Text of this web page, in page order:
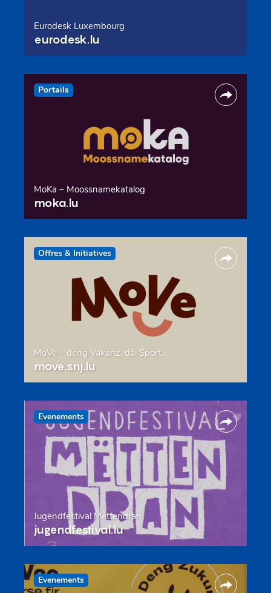
Eurodesk Luxembourg
eurodesk.lu
Portails
MoKa – Moossnamekatalog
moka.lu
Offres & Initiatives
MoVe – deng Vakanz, däi Sport
move.snj.lu
Evenements
Jugendfestival Mëttendran
jugendfestival.lu
Evenements